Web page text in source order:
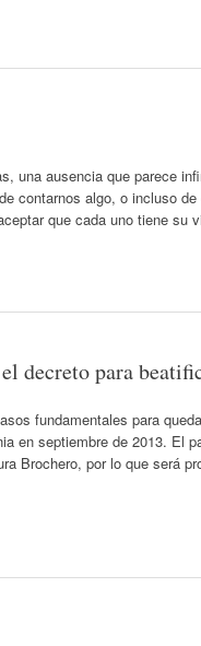
una ausencia que parece
contarnos algo, o incluso
que cada uno tiene su
decreto para
fundamentales para
en septiembre de 2013. El
Brochero, por lo que será